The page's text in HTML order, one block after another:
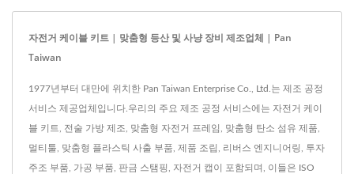
자전거 케이블 키트 | 맞춤형 등산 및 사냥 장비 제조업체 | Pan
Taiwan
1977년부터 대만에 위치한 Pan Taiwan Enterprise Co., Ltd.는 제조 공정
서비스 제공업체입니다.우리의 주요 제조 공정 서비스에는 자전거 케이
블 키트, 전술 가방 제조, 맞춤형 자전거 프레임, 맞춤형 탄소 섬유 제품,
멀티툴, 맞춤형 플라스틱 사출 부품, 제품 조립, 리버스 엔지니어링, 투자
주조 부품, 가공 부품, 판금 스탬핑, 자전거 캡이 포함되며, 이들은 ISO